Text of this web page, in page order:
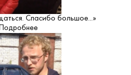
Спасибо большое...»